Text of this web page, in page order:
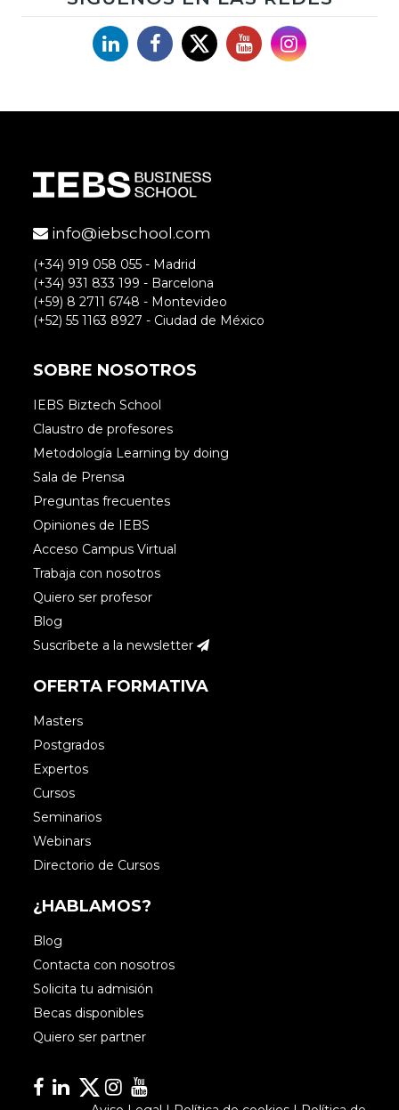
LinkedinFacebook
X YouTubeInstagram
info@iebschool.com
(+34) 919 058 055 - Madrid
(+34) 931 833 199 - Barcelona
(+59) 8 2711 6748 - Montevideo
(+52) 55 1163 8927 - Ciudad de México
SOBRE NOSOTROS
IEBS Biztech School
Claustro de profesores
Metodología Learning by doing
Sala de Prensa
Preguntas frecuentes
Opiniones de IEBS
Acceso Campus Virtual
Trabaja con nosotros
Quiero ser profesor
Blog
Suscríbete a la newsletter
OFERTA FORMATIVA
Masters
Postgrados
Expertos
Cursos
Seminarios
Webinars
Directorio de Cursos
¿HABLAMOS?
Blog
Contacta con nosotros
Solicita tu admisión
Becas disponibles
Quiero ser partner
Facebook
Linkedin
Linkedin
Instagram